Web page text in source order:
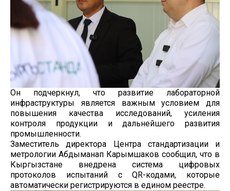
Он подчеркнул, что развитие лабораторной
инфраструктуры является важным условием для
повышения качества исследований, усиления
контроля продукции и дальнейшего развития
промышленности.
Заместитель директора Центра стандартизации и
метрологии Абдыманап Карымшаков сообщил, что в
Кыргызстане внедрена система цифровых
протоколов испытаний с QR-кодами, которые
автоматически регистрируются в едином реестре.